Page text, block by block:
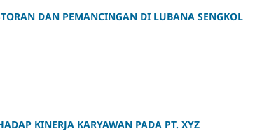
DAN PEMANCINGAN DI LUBANA SENGKOL
KINERJA KARYAWAN PADA PT. XYZ